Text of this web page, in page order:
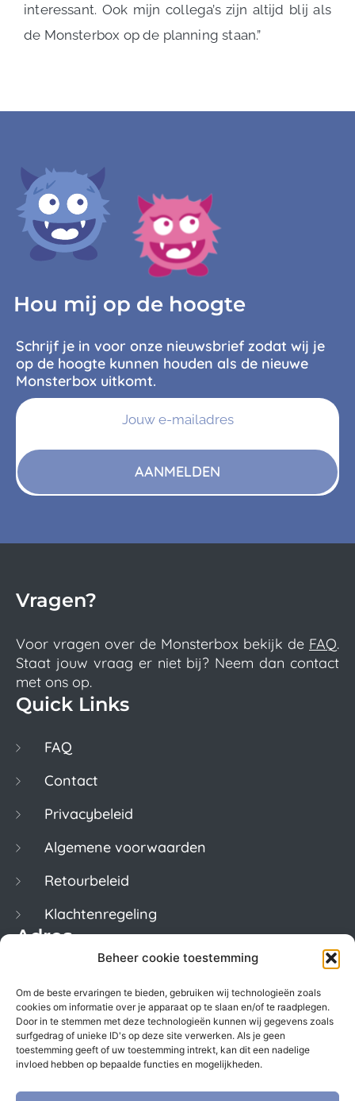
Beheer cookie toestemming
Om de beste ervaringen te bieden, gebruiken wij technologieën zoals
cookies om informatie over je apparaat op te slaan en/of te raadplegen.
Door in te stemmen met deze technologieën kunnen wij gegevens zoals
surfgedrag of unieke ID's op deze site verwerken. Als je geen
toestemming geeft of uw toestemming intrekt, kan dit een nadelige
invloed hebben op bepaalde functies en mogelijkheden.
interessant. Ook mijn collega’s zijn altijd blij als
de Monsterbox op de planning staan.”
Hou mij op de hoogte
Schrijf je in voor onze nieuwsbrief zodat wij je
op de hoogte kunnen houden als de nieuwe
Monsterbox uitkomt.
AANMELDEN
Vragen?
Voor vragen over de Monsterbox bekijk de FAQ.
Staat jouw vraag er niet bij? Neem dan contact
met ons op.
Quick Links
FAQ
Contact
Privacybeleid
Algemene voorwaarden
Retourbeleid
Klachtenregeling
Adres
1017ER Amsterdam
Kvk. 50922246
BTW. NL822996029B01